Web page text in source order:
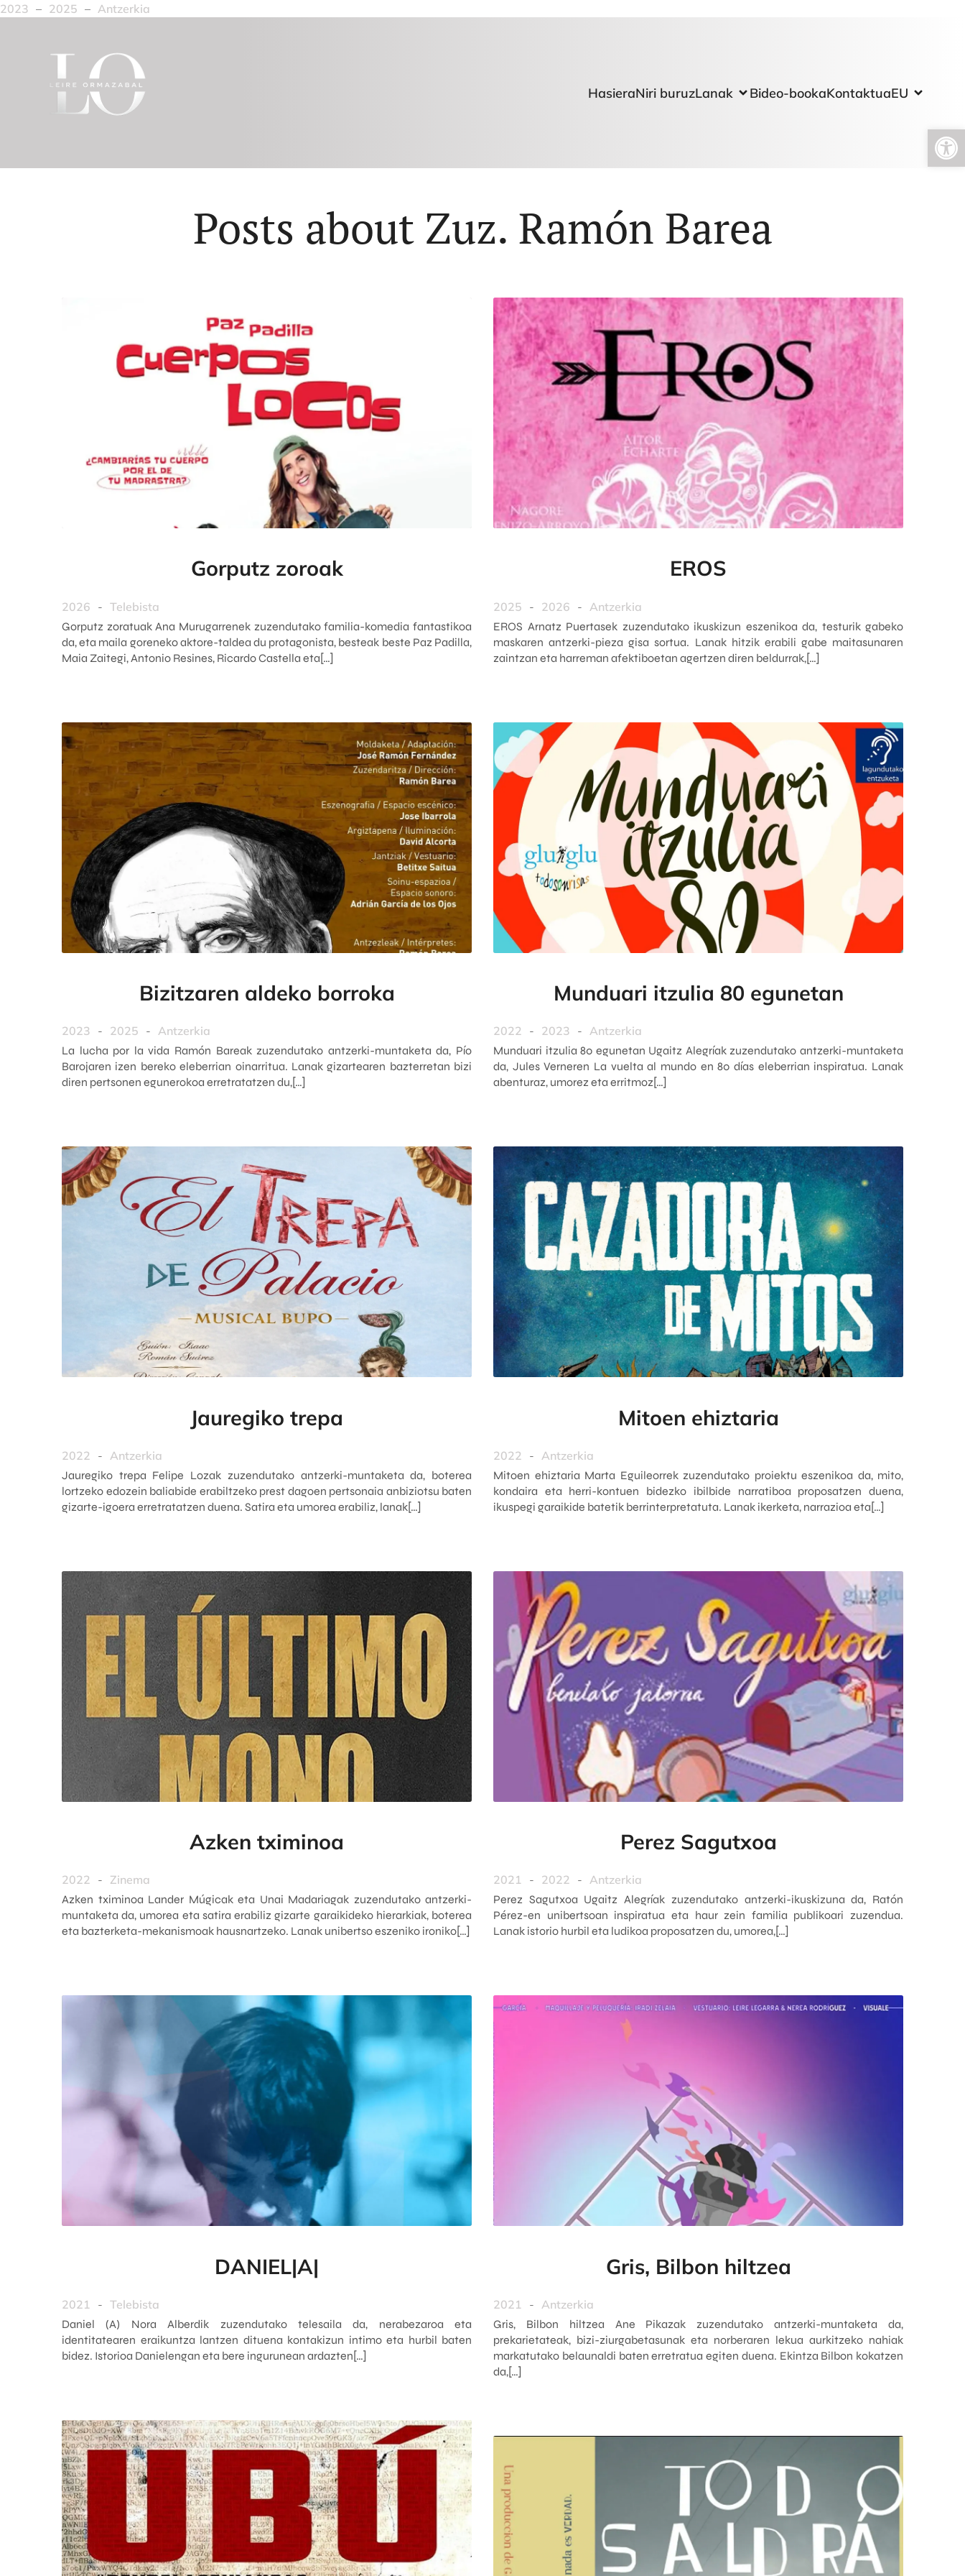
Open toolbar
2023 – 2025 – Antzerkia
HasieraNiri buruzLanak Bideo-bookaKontaktuaEU
Posts about Zuz. Ramón Barea
Gorputz zoroak
2026 - Telebista
Gorputz zoratuak Ana Murugarrenek zuzendutako familia-komedia fantastikoa
da, eta maila goreneko aktore-taldea du protagonista, besteak beste Paz Padilla,
Maia Zaitegi, Antonio Resines, Ricardo Castella eta[…]
EROS
2025 - 2026 - Antzerkia
EROS Arnatz Puertasek zuzendutako ikuskizun eszenikoa da, testurik gabeko
maskaren antzerki-pieza gisa sortua. Lanak hitzik erabili gabe maitasunaren
zaintzan eta harreman afektiboetan agertzen diren beldurrak,[…]
Bizitzaren aldeko borroka
2023 - 2025 - Antzerkia
La lucha por la vida Ramón Bareak zuzendutako antzerki-muntaketa da, Pío
Barojaren izen bereko eleberrian oinarritua. Lanak gizartearen bazterretan bizi
diren pertsonen egunerokoa erretratatzen du,[…]
Munduari itzulia 80 egunetan
2022 - 2023 - Antzerkia
Munduari itzulia 80 egunetan Ugaitz Alegríak zuzendutako antzerki-muntaketa
da, Jules Verneren La vuelta al mundo en 80 días eleberrian inspiratua. Lanak
abenturaz, umorez eta erritmoz[…]
Jauregiko trepa
2022 - Antzerkia
Jauregiko trepa Felipe Lozak zuzendutako antzerki-muntaketa da, boterea
lortzeko edozein baliabide erabiltzeko prest dagoen pertsonaia anbiziotsu baten
gizarte-igoera erretratatzen duena. Satira eta umorea erabiliz, lanak[…]
Mitoen ehiztaria
2022 - Antzerkia
Mitoen ehiztaria Marta Eguileorrek zuzendutako proiektu eszenikoa da, mito,
kondaira eta herri-kontuen bidezko ibilbide narratiboa proposatzen duena,
ikuspegi garaikide batetik berrinterpretatuta. Lanak ikerketa, narrazioa eta[…]
Azken tximinoa
2022 - Zinema
Azken tximinoa Lander Múgicak eta Unai Madariagak zuzendutako antzerki-
muntaketa da, umorea eta satira erabiliz gizarte garaikideko hierarkiak, boterea
eta bazterketa-mekanismoak hausnartzeko. Lanak unibertso eszeniko ironiko[…]
Perez Sagutxoa
2021 - 2022 - Antzerkia
Perez Sagutxoa Ugaitz Alegríak zuzendutako antzerki-ikuskizuna da, Ratón
Pérez-en unibertsoan inspiratua eta haur zein familia publikoari zuzendua.
Lanak istorio hurbil eta ludikoa proposatzen du, umorea,[…]
DANIEL|A|
2021 - Telebista
Daniel (A) Nora Alberdik zuzendutako telesaila da, nerabezaroa eta
identitatearen eraikuntza lantzen dituena kontakizun intimo eta hurbil baten
bidez. Istorioa Danielengan eta bere ingurunean ardazten[…]
Gris, Bilbon hiltzea
2021 - Antzerkia
Gris, Bilbon hiltzea Ane Pikazak zuzendutako antzerki-muntaketa da,
prekarietateak, bizi-ziurgabetasunak eta norberaren lekua aurkitzeko nahiak
markatutako belaunaldi baten erretratua egiten duena. Ekintza Bilbon kokatzen
da,[…]